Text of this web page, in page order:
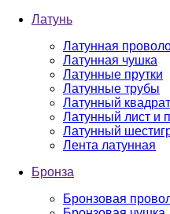
Латунь
Латунная
Латунная чушка
Латунные прутки
Латунные трубы
Латунный квадрат
Латунный лист и
Латунный
Лента латунная
Бронза
Бронзовая